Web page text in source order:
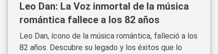
Leo Dan: La Voz inmortal de la música
romántica fallece a los 82 años
Leo Dan, ícono de la música romántica, falleció a los
82 años. Descubre su legado y los éxitos que lo